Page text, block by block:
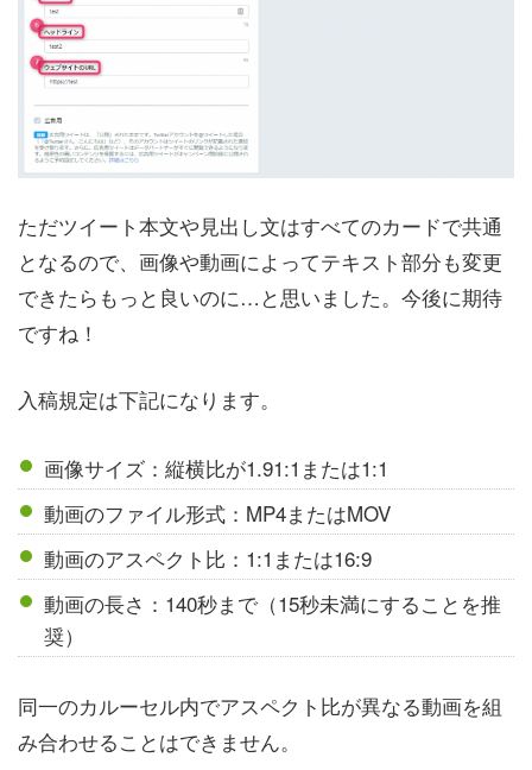
ただツイート本文や見出し文はすべてのカードで共通
となるので、画像や動画によってテキスト部分も変更
できたらもっと良いのに…と思いました。今後に期待
ですね！
入稿規定は下記になります。
画像サイズ：縦横比が1.91:1または1:1
動画のファイル形式：MP4またはMOV
動画のアスペクト比：1:1または16:9
動画の長さ：140秒まで（15秒未満にすることを推
奨）
同一のカルーセル内でアスペクト比が異なる動画を組
み合わせることはできません。